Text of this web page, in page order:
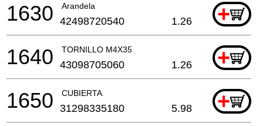
Arandela +
1630 42498720540 1.26
TORNILLO M4X35 +
1640 43098705060 1.26
CUBIERTA +
1650 31298335180 5.98